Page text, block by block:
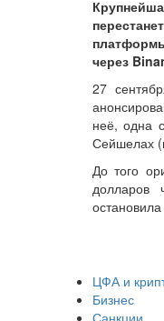
через
27
неё, одна
Сейшелах
До того
долларов
ЦФА и
Бизнес
Санкции